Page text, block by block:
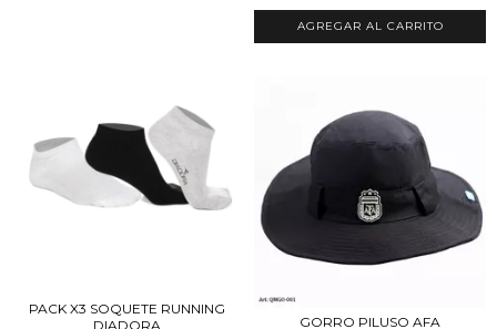
PACK X3 SOQUETE RUNNING
DIADORA
GORRO PILUSO AFA